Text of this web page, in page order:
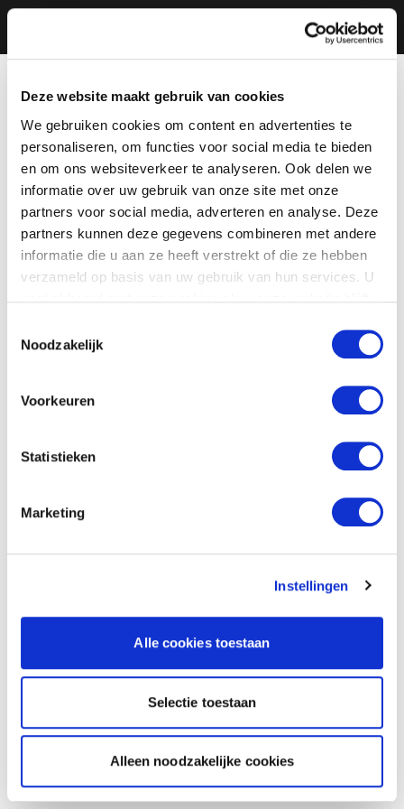
Deze website maakt gebruik van cookies
We gebruiken cookies om content en advertenties te
personaliseren, om functies voor social media te bieden
en om ons websiteverkeer te analyseren. Ook delen we
informatie over uw gebruik van onze site met onze
partners voor social media, adverteren en analyse. Deze
partners kunnen deze gegevens combineren met andere
informatie die u aan ze heeft verstrekt of die ze hebben
verzameld op basis van uw gebruik van hun services. U
Noodzakelijk
Voorkeuren
Statistieken
Marketing
Instellingen
Alle cookies toestaan
Selectie toestaan
Alleen noodzakelijke cookies